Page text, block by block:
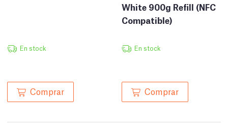
En stock
Comprar
White 900g Refill (NFC
Compatible)
En stock
Comprar